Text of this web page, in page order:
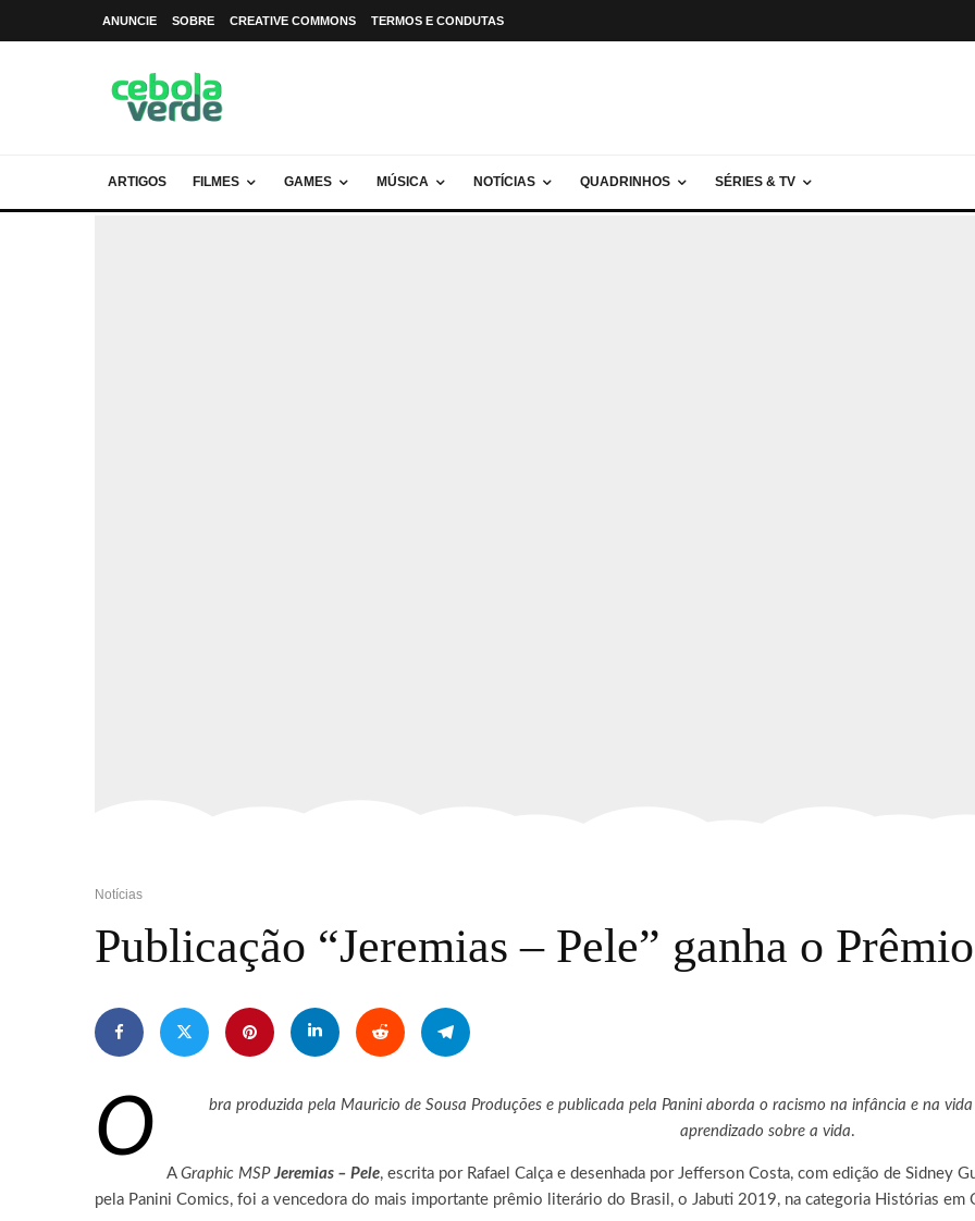
ANUNCIE SOBRE CREATIVE COMMONS TERMOS E CONDUTAS
ARTIGOS FILMES GAMES MÚSICA NOTÍCIAS QUADRINHOS SÉRIES & TV
Notícias
Publicação “Jeremias – Pele” ganha o
O bra produzida pela Mauricio de Sousa Produções e publicada pela Panini aborda o racismo na infância e na
aprendizado sobre a vida.
A Graphic MSP Jeremias – Pele, escrita por Rafael Calça e desenhada por Jefferson Costa, com edição de Sidney
pela Panini Comics, foi a vencedora do mais importante prêmio literário do Brasil, o Jabuti 2019, na categoria Histórias em